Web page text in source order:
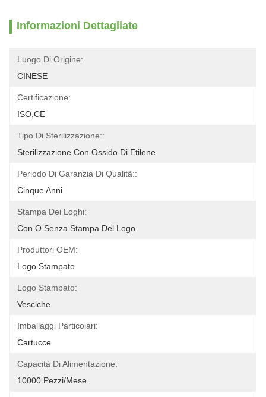
Informazioni Dettagliate
Luogo Di Origine:
CINESE
Certificazione:
ISO,CE
Tipo Di Sterilizzazione::
Sterilizzazione Con Ossido Di Etilene
Periodo Di Garanzia Di Qualità::
Cinque Anni
Stampa Dei Loghi:
Con O Senza Stampa Del Logo
Produttori OEM:
Logo Stampato
Logo Stampato:
Vesciche
Imballaggi Particolari:
Cartucce
Capacità Di Alimentazione:
10000 Pezzi/mese